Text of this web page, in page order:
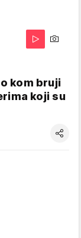
kom bruji
koji su